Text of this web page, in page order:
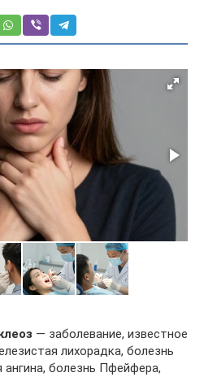
— заболевание, известное
лихорадка, болезнь
болезнь Пфейфера,